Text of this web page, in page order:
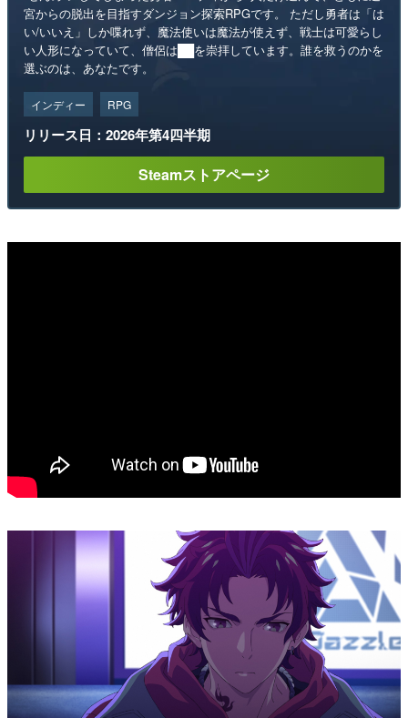
宮からの脱出を目指すダンジョン探索RPGです。 ただし勇者は「は
い/いいえ」しか喋れず、魔法使いは魔法が使えず、戦士は可愛らし
い人形になっていて、僧侶は██を崇拝しています。誰を救うのかを
選ぶのは、あなたです。
インディー RPG
リリース日：2026年第4四半期
Steamストアページ